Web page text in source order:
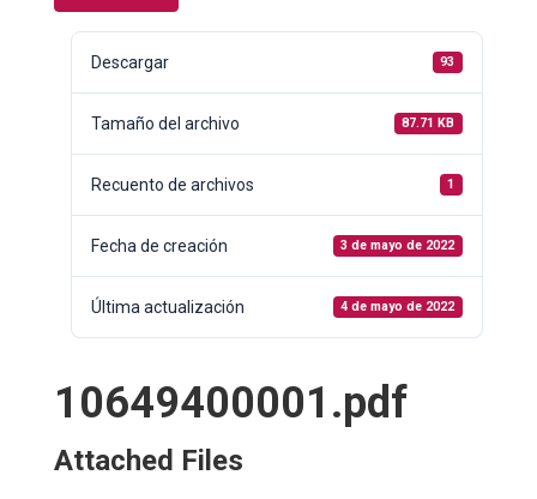
Descargar 93
Tamaño del archivo 87.71 KB
Recuento de archivos 1
Fecha de creación 3 de mayo de 2022
Última actualización 4 de mayo de 2022
10649400001.pdf
Attached Files